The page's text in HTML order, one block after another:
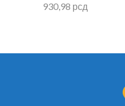
930,98 рсд